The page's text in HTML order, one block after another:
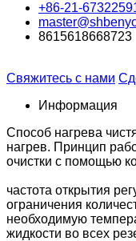
+86-21-
8615618668723
Свяжитесь с нами
Информация
Способ нагрева
нагрев. Принцип
очистки с помощью
частота открытия
ограничения
необходимую
жидкости во всех